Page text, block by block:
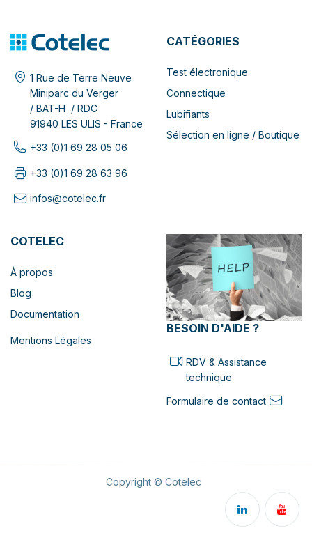
1 Rue de Terre Neuve
Miniparc du Verger
/ BAT-H / RDC
91940 LES ULIS - France
+33 (0)1 69 28 05 06
+33 (0)1 69 28 63 96
infos@cotelec.fr
CATÉGORIES
Test électronique
Connectique
Lubifiants
Sélection en ligne / Boutique
COTELEC
À propos
Blog
Documentation
Mentions Légales
BESOIN D'AIDE ?
RDV & Assistance
technique
Formulaire de contact
Copyright © Cotelec